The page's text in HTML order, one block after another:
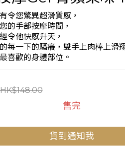
令您驚異超滑質感，
的手部按摩時間，
令他快感升天，
每一下的騷癢，雙手上肉棒上滑
喜歡的身體部位。
HK$148.00
售完
貨到通知我